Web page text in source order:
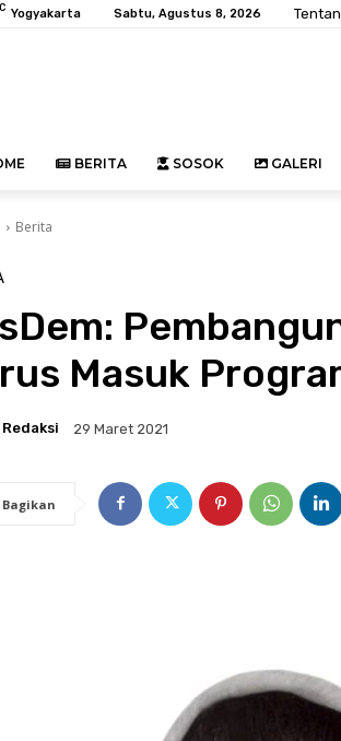
C Yogyakarta Sabtu, Agustus 8, 2026
BERITA SOSOK GALERI
Berita
Masuk
Redaksi 29 Maret 2021
Bagikan